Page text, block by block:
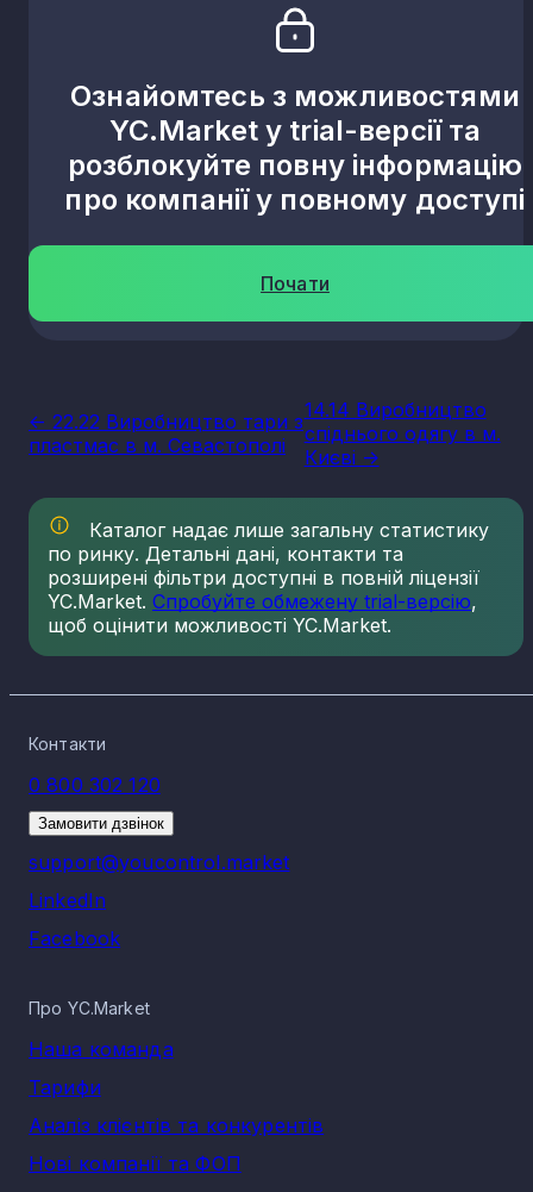
Ознайомтесь з можливостями
YC.Market у trial-версії та
розблокуйте повну інформацію
про компанії у повному доступі
Почати
<- 22.22 Виробництво тари з
пластмас в м. Севастополі
14.14 Виробництво
спіднього одягу в м.
Києві ->
Каталог надає лише загальну статистику
по ринку. Детальні дані, контакти та
розширені фільтри доступні в повній ліцензії
YC.Market. Спробуйте обмежену trial-версію,
щоб оцінити можливості YC.Market.
Контакти
0 800 302 120
Замовити дзвінок
support@youcontrol.market
LinkedIn
Facebook
Про YC.Market
Наша команда
Тарифи
Аналіз клієнтів та конкурентів
Нові компанії та ФОП